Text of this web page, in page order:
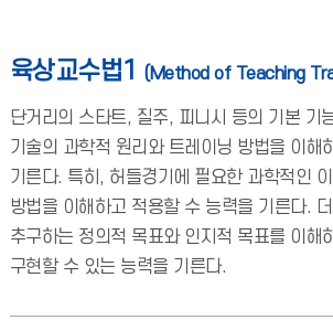
육상교수법1 (Method of Teaching
단거리의 스타트, 질주, 피니시 등의 기본 기
기술의 과학적 원리와 트레이닝 방법을 이해
기른다. 특히, 허들경기에 필요한 과학적인
방법을 이해하고 적용할 수 능력을 기른다.
추구하는 정의적 목표와 인지적 목표를 이해
구현할 수 있는 능력을 기른다.